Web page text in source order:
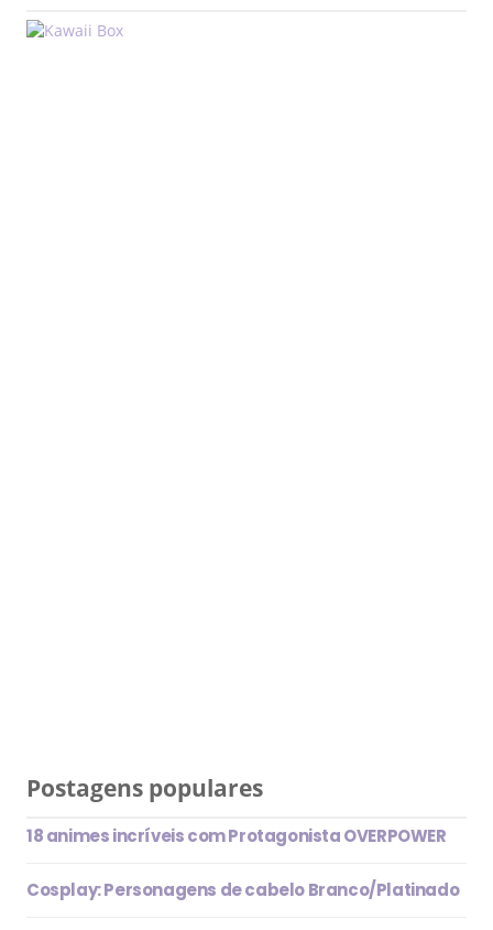
Postagens populares
18 animes incríveis com Protagonista OVERPOWER
Cosplay: Personagens de cabelo Branco/Platinado